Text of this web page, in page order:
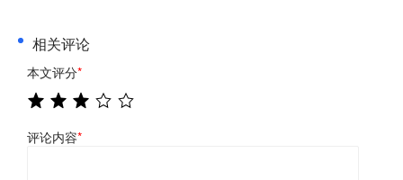
相关评论
本文评分*
评论内容*